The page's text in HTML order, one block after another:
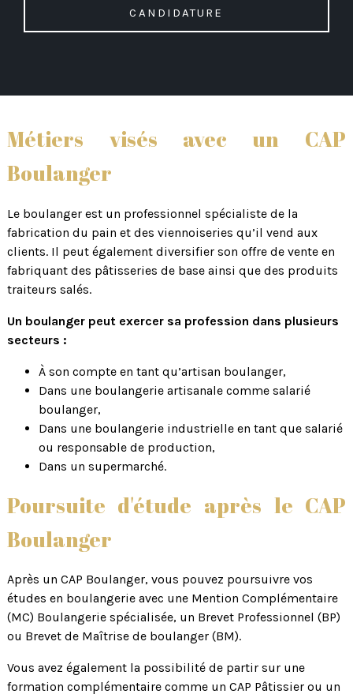
candidature
Métiers visés avec un CAP
Boulanger
Le boulanger est un professionnel spécialiste de la
fabrication du pain et des viennoiseries qu’il vend aux
clients. Il peut également diversifier son offre de vente en
fabriquant des pâtisseries de base ainsi que des produits
traiteurs salés.
Un boulanger peut exercer sa profession dans plusieurs
secteurs :
À son compte en tant qu’artisan boulanger,
Dans une boulangerie artisanale comme salarié
boulanger,
Dans une boulangerie industrielle en tant que salarié
ou responsable de production,
Dans un supermarché.
Poursuite d'étude après le CAP
Boulanger
Après un CAP Boulanger, vous pouvez poursuivre vos
études en boulangerie avec une Mention Complémentaire
(MC) Boulangerie spécialisée, un Brevet Professionnel (BP)
ou Brevet de Maîtrise de boulanger (BM).
Vous avez également la possibilité de partir sur une
formation complémentaire comme un CAP Pâtissier ou un